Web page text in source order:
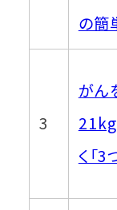
の簡
3
がん
21kg
く「3